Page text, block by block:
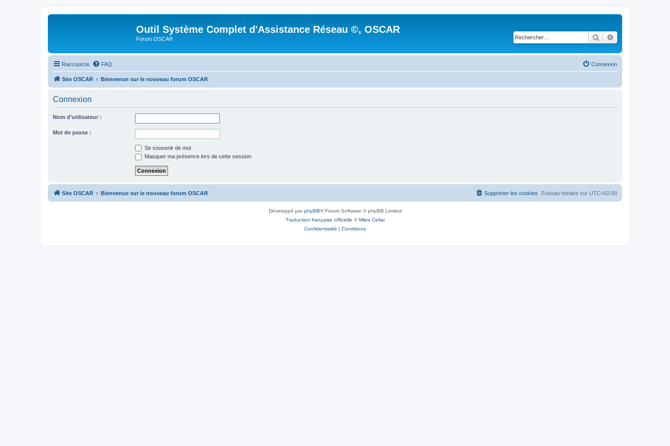
Outil Système Complet d'Assistance Réseau ©, OSCAR
Forum OSCAR Rechercher
Raccourcis FAQ Connexion
Site OSCAR Bienvenue sur le nouveau forum OSCAR
Connexion
Nom d’utilisateur :
Mot de passe :
Se souvenir de moi
Masquer ma présence lors de cette session
Site OSCAR Bienvenue sur le nouveau forum OSCAR Fuseau horaire sur UTC+02:00
Supprimer les cookies
Développé parphpBB® Forum Software © phpBB Limited
Traduction française officielle ©Miles Cellar
Confidentialité | Conditions